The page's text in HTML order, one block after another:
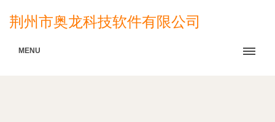
荆州市奥龙科技软件有限公司
MENU